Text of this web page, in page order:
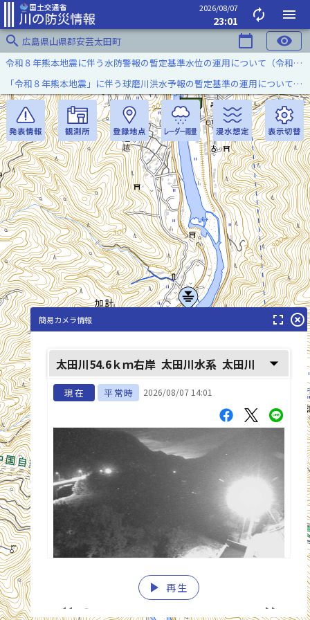
2026/08/07
23:01 autorenew
menu
search 広島県山県郡安芸太田町 calendar_today visibility
太田川(おおたがわ)
令和８年熊本地震に伴う水防警報の暫定基準水位の運用について（令和８年８月７日）
「令和８年熊本地震」に伴う球磨川洪水予報の暫定基準の運用について（令和８年８月５日）
簡易カメラ情報 fullscreen highlight_off
太田川54.6ｋｍ右岸 太田川水系 太田川 arrow_drop_down
現在 平常時 2026/08/07 14:01
play_arrow 再生
fast_rewind fast_forward